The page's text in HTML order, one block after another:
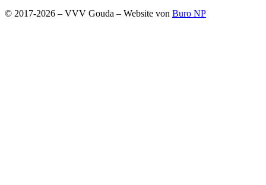
© 2017-2026 – VVV Gouda – Website von Buro NP